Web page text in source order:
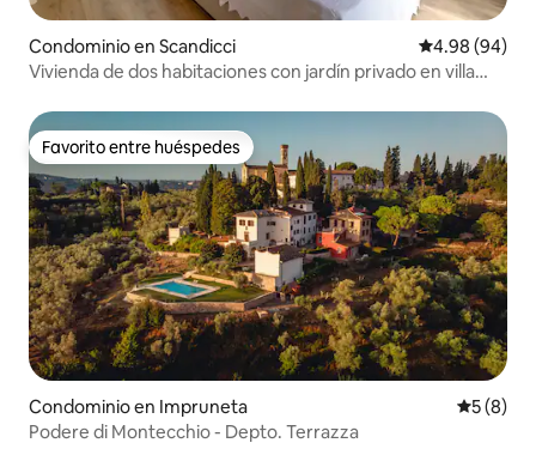
Condominio en Scandicci Calificación
4.98 (94)
Vivienda de dos habitaciones con jardín privado en villa
Favorito entre huéspedes
Favorito entre huéspedes
Condominio en Impruneta
5 (8)
Podere di Montecchio - Depto. Terrazza